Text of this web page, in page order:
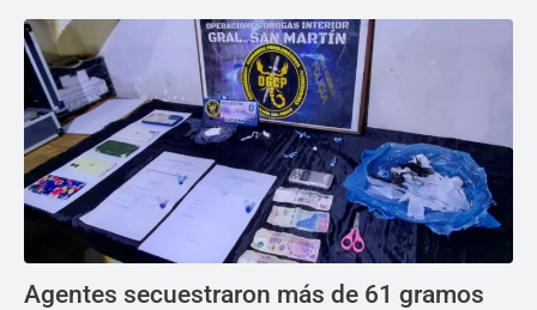
Agentes secuestraron más de 61 gramos